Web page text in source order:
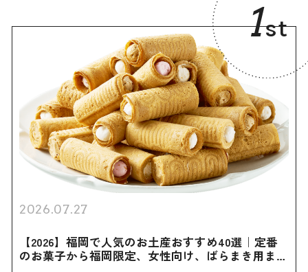
1st
2026.07.27
【2026】福岡で人気のお土産おすすめ40選｜定番
のお菓子から福岡限定、女性向け、ばらまき用まで